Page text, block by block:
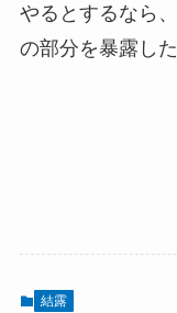
やるとするなら
の部分を暴露し
結露